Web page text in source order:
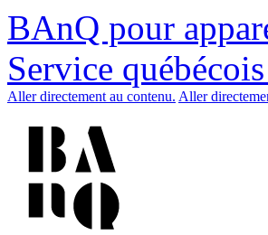
BAnQ pour
Service
Aller directement au contenu. Aller